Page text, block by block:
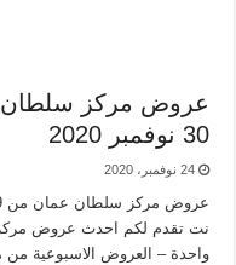
30 نوفمبر 2020
24 نوفمبر، 2020
نت تقدم لكم احدث عروض